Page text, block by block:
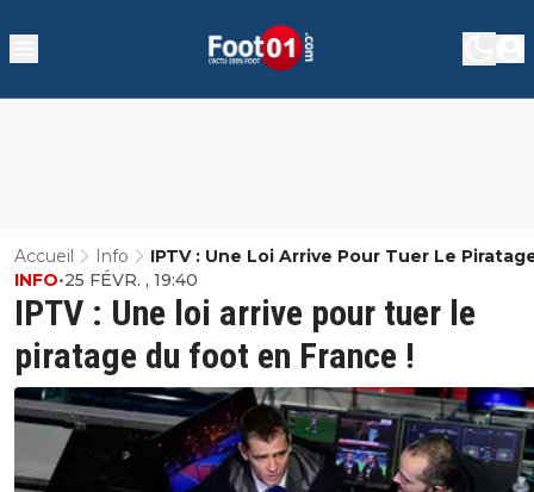
Accueil Info
IPTV : Une Loi Arrive Pour Tuer Le
Foot En France !
IPTV : Une loi arrive pour tuer le
piratage du foot en France !
INFO•25 FÉVR. , 19:40